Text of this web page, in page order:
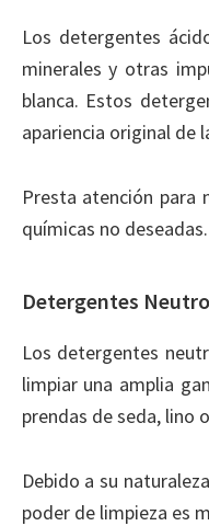
Los detergentes
minerales y otras
blanca. Estos
apariencia original de
Presta atención para
químicas no deseadas.
Detergentes
Los detergentes
limpiar una amplia
prendas de seda, lino
Debido a su
poder de limpieza es